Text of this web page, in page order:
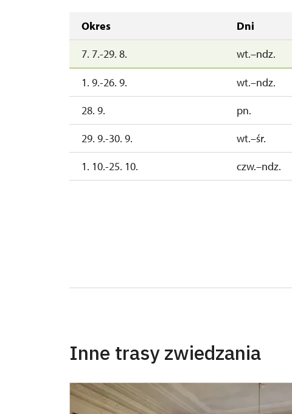
Okres Dni
7. 7.-29. 8.
wt.–ndz.
1. 9.-26. 9. wt.–ndz.
28. 9.
pn.
29. 9.-30. 9.
wt.–śr.
1. 10.-25. 10.
czw.–ndz.
Inne trasy zwiedzania